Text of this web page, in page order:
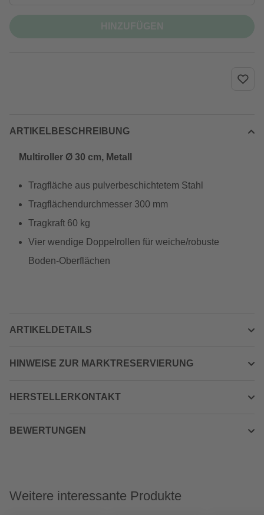
ARTIKELBESCHREIBUNG
Multiroller Ø 30 cm, Metall
Tragfläche aus pulverbeschichtetem Stahl
Tragflächendurchmesser 300 mm
Tragkraft 60 kg
Vier wendige Doppelrollen für weiche/robuste
Boden-Oberflächen
ARTIKELDETAILS
HINWEISE ZUR MARKTRESERVIERUNG
HERSTELLERKONTAKT
BEWERTUNGEN
Weitere interessante Produkte